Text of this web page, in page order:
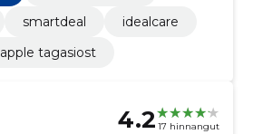
smartdeal
idealcare
apple tagasiost
4.2 17 hinnangut